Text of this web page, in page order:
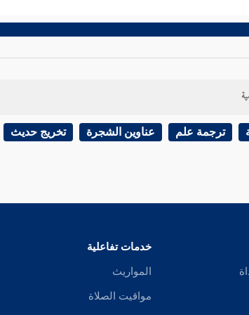
ترجمة علم عناوين الشجرة تخريج حديث
خدمات تفاعلية
المواريث
مواقيت الصلاة